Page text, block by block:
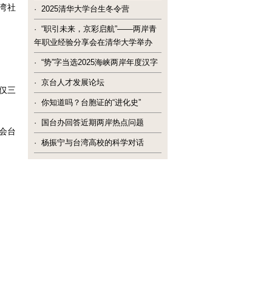
社
三
台
· 2025清华大学台生冬令营
· “职引未来，京彩启航”——两岸青
年职业经验分享会在清华大学举办
· “势”字当选2025海峡两岸年度汉字
· 京台人才发展论坛
· 你知道吗？台胞证的“进化史”
· 国台办回答近期两岸热点问题
· 杨振宁与台湾高校的科学对话